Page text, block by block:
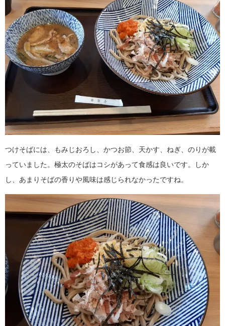
つけそばには、もみじおろし、かつお節、天かす、ねぎ、のりが載
っていました。極太のそばはコシがあって食感は良いです。しか
し、あまりそばの香りや風味は感じられなかったですね。